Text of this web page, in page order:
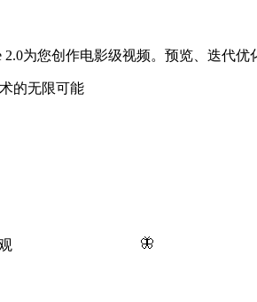
🦋
2.0为您创作电影级视频。预览、迭代
的无限可能